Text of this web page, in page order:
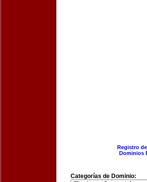
Registro
Dominios
Categorías de Dominio: